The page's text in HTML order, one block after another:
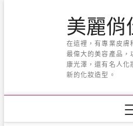
美麗俏
在這裡，有專業皮膚
最偉大的美容產品，
康光澤，還有名人化
新的化妝造型。